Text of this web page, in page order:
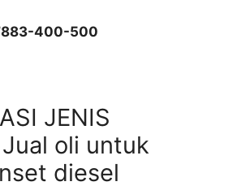
400-500
JENIS
Jual oli untuk
diesel